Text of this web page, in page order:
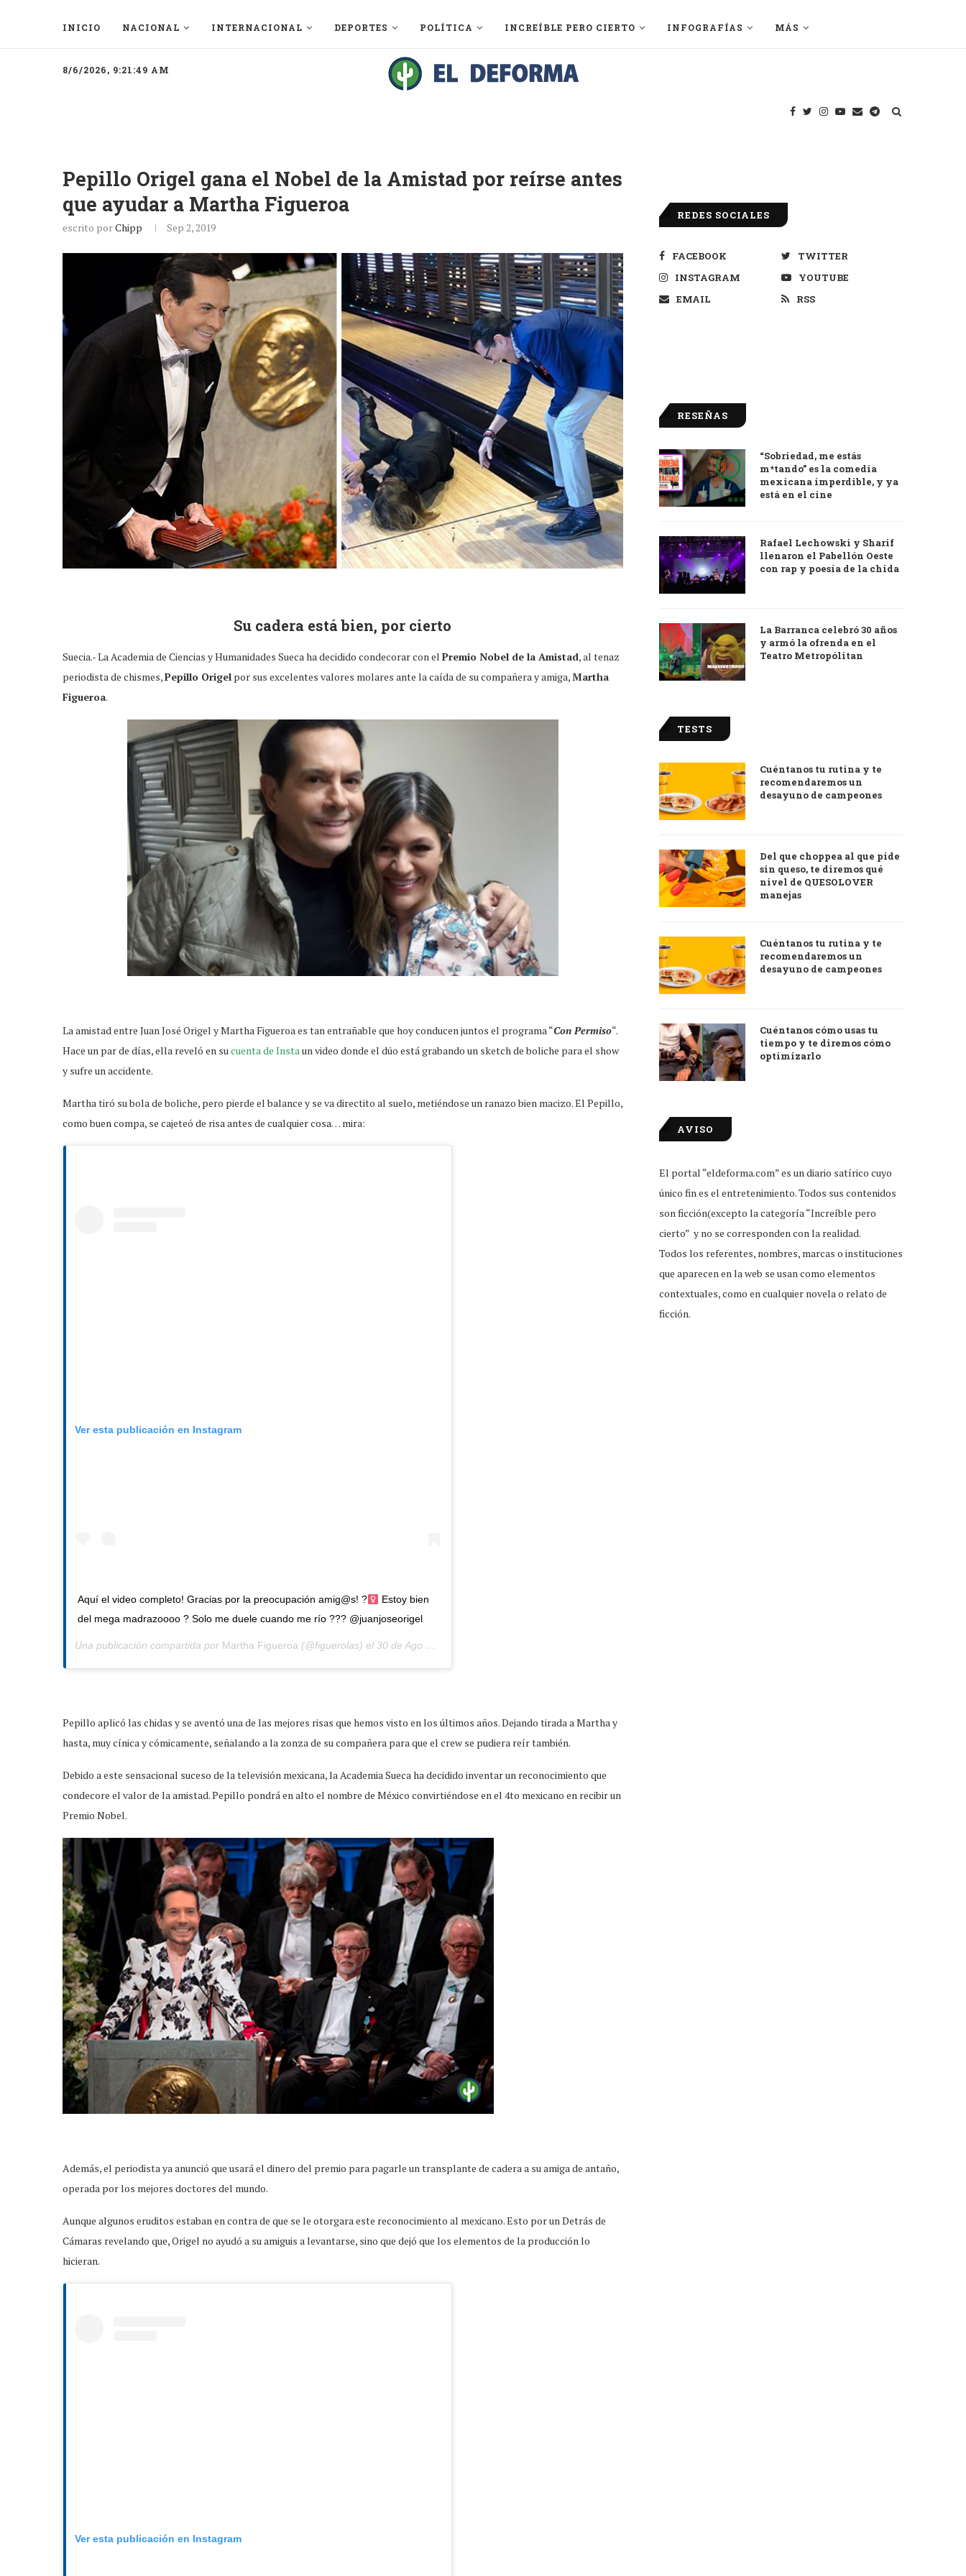
INICIO NACIONAL INTERNACIONAL DEPORTES POLÍTICA INCREÍBLE PERO CIERTO INFOGRAFÍAS MÁS
8/6/2026, 9:21:49 AM
Pepillo Origel gana el Nobel de la Amistad por reírse antes
que ayudar a Martha Figueroa
escrito porChipp Sep 2, 2019
Su cadera está bien, por cierto
Suecia.- La Academia de Ciencias y Humanidades Sueca ha decidido condecorar con el Premio Nobel de la Amistad, al tenaz
periodista de chismes,Pepillo Origel por sus excelentes valores molares ante la caída de su compañera y amiga,Martha
Figueroa.
La amistad entre Juan José Origel y Martha Figueroa es tan entrañable que hoy conducen juntos el programa “Con Permiso“.
Hace un par de días, ella reveló en su cuenta de Insta un video donde el dúo está grabando un sketch de boliche para el show
y sufre un accidente.
Martha tiró su bola de boliche, pero pierde el balance y se va directito al suelo, metiéndose un ranazo bien macizo. El Pepillo,
como buen compa, se cajeteó de risa antes de cualquier cosa… mira:
Ver esta publicación en Instagram
Aquí el video completo! Gracias por la preocupación amig@s! ?‍
Estoy bien
del mega madrazoooo ? Solo me duele cuando me río ??? @juanjoseorigel
Una publicación compartida por Martha Figueroa (@figuerolas) el 30 de Ago de 2019 a las 7:55 PDT
Pepillo aplicó las chidas y se aventó una de las mejores risas que hemos visto en los últimos años. Dejando tirada a Martha y
hasta, muy cínica y cómicamente, señalando a la zonza de su compañera para que el crew se pudiera reír también.
Debido a este sensacional suceso de la televisión mexicana, la Academia Sueca ha decidido inventar un reconocimiento que
condecore el valor de la amistad. Pepillo pondrá en alto el nombre de México convirtiéndose en el 4to mexicano en recibir un
Premio Nobel.
Además, el periodista ya anunció que usará el dinero del premio para pagarle un transplante de cadera a su amiga de antaño,
operada por los mejores doctores del mundo.
Aunque algunos eruditos estaban en contra de que se le otorgara este reconocimiento al mexicano. Esto por un Detrás de
Cámaras revelando que, Origel no ayudó a su amiguis a levantarse, sino que dejó que los elementos de la producción lo
hicieran.
Ver esta publicación en Instagram
REDES SOCIALES
FACEBOOK
TWITTER
INSTAGRAM
YOUTUBE
EMAIL
RSS
RESEÑAS
9.0
“Sobriedad, me estás
m*tando” es la comedia
mexicana imperdible, y ya
está en el cine
Rafael Lechowski y Sharif
llenaron el Pabellón Oeste
con rap y poesía de la chida
La Barranca celebró 30 años
y armó la ofrenda en el
Teatro Metropólitan
TESTS
Cuéntanos tu rutina y te
recomendaremos un
desayuno de campeones
Del que choppea al que pide
sin queso, te diremos qué
nivel de QUESOLOVER
manejas
Cuéntanos tu rutina y te
recomendaremos un
desayuno de campeones
Cuéntanos cómo usas tu
tiempo y te diremos cómo
optimizarlo
AVISO
El portal “eldeforma.com” es un diario satírico cuyo
único fin es el entretenimiento. Todos sus contenidos
son ficción(excepto la categoría “Increíble pero
cierto” y no se corresponden con la realidad.
Todos los referentes, nombres, marcas o instituciones
que aparecen en la web se usan como elementos
contextuales, como en cualquier novela o relato de
ficción.